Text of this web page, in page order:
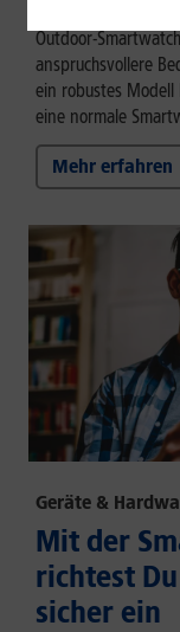
Outdoor-
anspruchsvollere
ein robustes
eine normale
Mehr erfahren
Geräte &
Mit der
richtest
sicher ein